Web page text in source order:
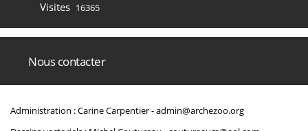
Visites 16365
Nous contacter
Administration : Carine Carpentier -admin@archezoo.org